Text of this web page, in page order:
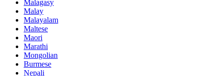
Malagasy
Malay
Malayalam
Maltese
Maori
Marathi
Mongolian
Burmese
Nepali